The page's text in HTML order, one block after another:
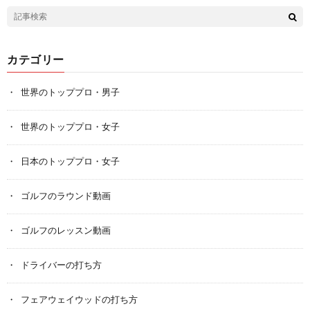
カテゴリー
世界のトッププロ・男子
世界のトッププロ・女子
日本のトッププロ・女子
ゴルフのラウンド動画
ゴルフのレッスン動画
ドライバーの打ち方
フェアウェイウッドの打ち方